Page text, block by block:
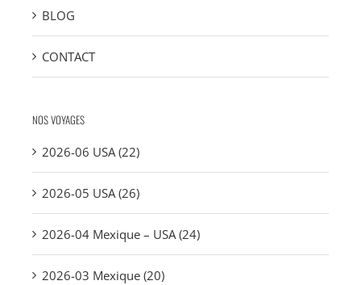
BLOG
CONTACT
NOS VOYAGES
2026-06 USA (22)
2026-05 USA (26)
2026-04 Mexique – USA (24)
2026-03 Mexique (20)